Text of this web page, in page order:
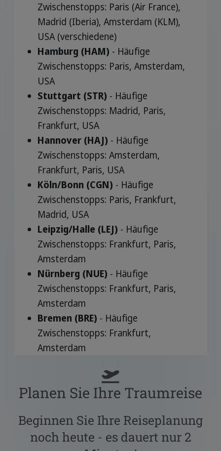
Zwischenstopps: Paris (Air France),
Madrid (Iberia), Amsterdam (KLM),
USA (verschiedene)
Hamburg (HAM) - Häufige
Zwischenstopps: Paris, Amsterdam,
USA
Stuttgart (STR) - Häufige
Zwischenstopps: Madrid, Paris,
Frankfurt, USA
Hannover (HAJ) - Häufige
Zwischenstopps: Amsterdam,
Frankfurt, Paris, USA
Köln/Bonn (CGN) - Häufige
Zwischenstopps: Paris, Frankfurt,
Madrid, USA
Leipzig/Halle (LEJ) - Häufige
Zwischenstopps: Frankfurt, Paris,
Amsterdam
Nürnberg (NUE) - Häufige
Zwischenstopps: Frankfurt, Paris,
Amsterdam
Bremen (BRE) - Häufige
Zwischenstopps: Frankfurt,
Amsterdam
Planen Sie Ihre Traumreise
Beginnen Sie Ihre Reiseplanung
noch heute - es dauert nur 2